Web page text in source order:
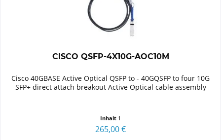
CISCO QSFP-4X10G-AOC10M
Cisco 40GBASE Active Optical QSFP to - 40GQSFP to four 10G
SFP+ direct attach breakout Active Optical cable assembly
Inhalt 1
265,00 €